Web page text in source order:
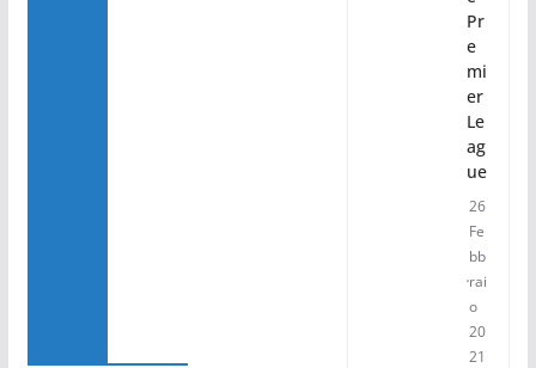
Pr
e
mi
er
Le
ag
ue
26
Fe
bb
rai
o
20
21